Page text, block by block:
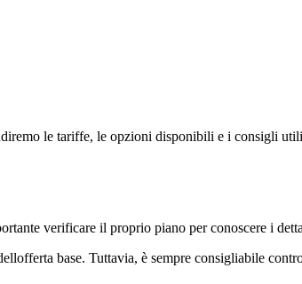
le tariffe, le opzioni disponibili e i consigli
verificare il proprio piano per conoscere i
base. Tuttavia, è sempre consigliabile